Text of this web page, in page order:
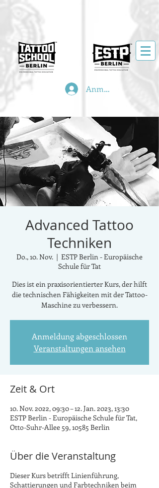
Anmelden
Advanced Tattoo
Techniken
Do., 10. Nov.
  |
ESTP Berlin - Europäische
Schule für Tat
Dies ist ein praxisorientierter Kurs, der hilft
die technischen Fähigkeiten mit der Tattoo-
Maschine zu verbessern.
Anmeldung abgeschlossen
Veranstaltungen ansehen
Zeit & Ort
10. Nov. 2022, 09:30 – 12. Jan. 2023, 13:30
ESTP Berlin - Europäische Schule für Tat,
Otto-Suhr-Allee 59, 10585 Berlin
Über die Veranstaltung
Dieser Kurs betrifft Linienführung,
Schattierungen und Farbtechniken beim